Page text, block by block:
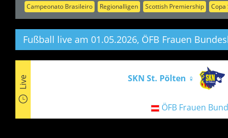
Campeonato Brasileiro
Regionalligen Scottish Premiership Copa
Fußball live am 01.05.2026, ÖFB Frauen
Live SKN St. Pölten ♀
ÖFB Frauen